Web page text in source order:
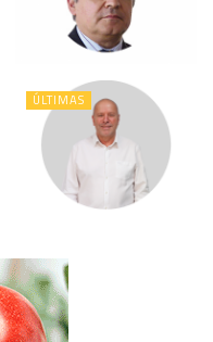
ÚLTIMAS